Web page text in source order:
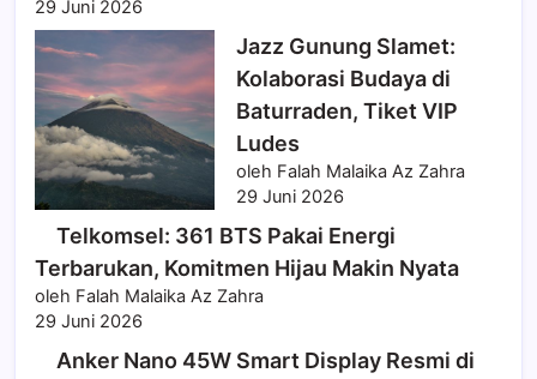
29 Juni 2026
Jazz Gunung Slamet:
Kolaborasi Budaya di
Baturraden, Tiket VIP
Ludes
oleh Falah Malaika Az Zahra
29 Juni 2026
Telkomsel: 361 BTS Pakai Energi
Terbarukan, Komitmen Hijau Makin Nyata
oleh Falah Malaika Az Zahra
29 Juni 2026
Anker Nano 45W Smart Display Resmi di